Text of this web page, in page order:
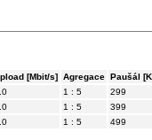
[Mbit/s] Agregace Paušál
1 : 5
299
1 : 5
399
1 : 5 499